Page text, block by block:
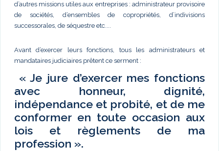
d’autres missions utiles aux entreprises : administrateur provisoire
de sociétés, d’ensembles de copropriétés, d’indivisions
successorales, de séquestre etc....
Avant d’exercer leurs fonctions, tous les administrateurs et
mandataires judiciaires prêtent ce serment :
« Je jure d’exercer mes fonctions
avec honneur, dignité,
indépendance et probité, et de me
conformer en toute occasion aux
lois et règlements de ma
profession ».